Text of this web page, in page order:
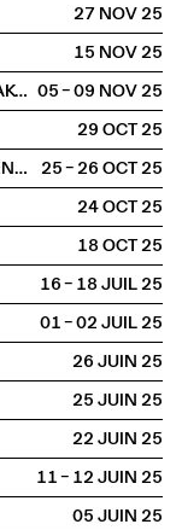
27 NOV2025
15 NOV2025
LES 3 POINTS DE SUSPENSION & 3615 DAKOTA 05 – 09 NOV2025
29 OCT2025
CCS ON TOUR AU FESTIVAL ART EMERGENCE
25 – 26 OCT2025
24 OCT2025
18 OCT2025
16 – 18 JUIL2025
01 – 02 JUIL2025
26 JUIN2025
25 JUIN2025
22 JUIN2025
11 – 12 JUIN2025
05 JUIN2025